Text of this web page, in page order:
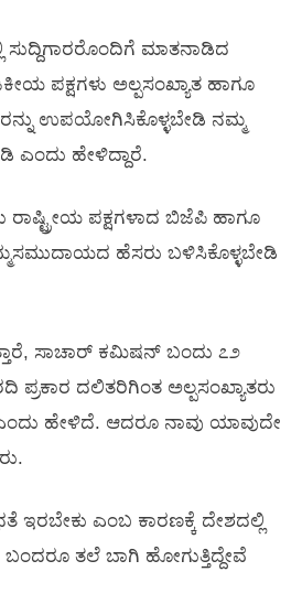
ಸುದ್ದಿಗಾರರೊಂದಿಗೆ ಮಾತನಾಡಿದ
ಪಕ್ಷಗಳು ಅಲ್ಪಸಂಖ್ಯಾತ ಹಾಗೂ
ಉಪಯೋಗಿಸಿಕೊಳ್ಳಬೇಡಿ ನಮ್ಮ
ಎಂದು ಹೇಳಿದ್ದಾರೆ.
ರಾಷ್ಟ್ರೀಯ ಪಕ್ಷಗಳಾದ ಬಿಜೆಪಿ ಹಾಗೂ
ಹೆಸರು ಬಳಿಸಿಕೊಳ್ಳಬೇಡಿ
ಸಾಚಾರ್‌ ಕಮಿಷನ್‌ ಬಂದು ೭೨
ದಲಿತರಿಗಿಂತ ಅಲ್ಪಸಂಖ್ಯಾತರು
ಎಂದು ಹೇಳಿದೆ. ಆದರೂ ನಾವು ಯಾವುದೇ
ಇರಬೇಕು ಎಂಬ ಕಾರಣಕ್ಕೆ ದೇಶದಲ್ಲಿ
ಬಂದರೂ ತಲೆ ಬಾಗಿ ಹೋಗುತ್ತಿದ್ದೇವೆ